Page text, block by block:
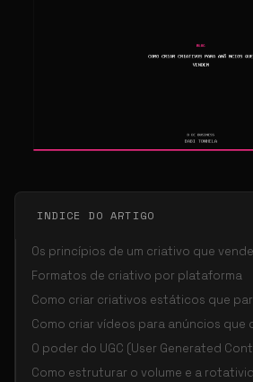
INDICE DO ARTIGO
Os princípios de um criativo que vende
Formatos de criativo por plataforma
Como criar criativos estáticos que
Como criar vídeos para anúncios que
O poder do UGC (User Generated
Como estruturar o volume e a